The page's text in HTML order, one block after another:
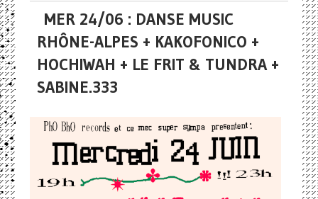
MER 24/06 : DANSE MUSIC
RHÔNE-ALPES + KAKOFONICO +
HOCHIWAH + LE FRIT & TUNDRA +
SABINE.333